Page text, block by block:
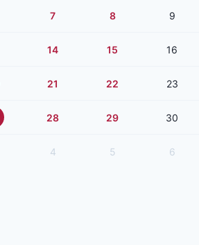
7 8 9
14 15 16
21 22 23
28 29 30
4 5 6